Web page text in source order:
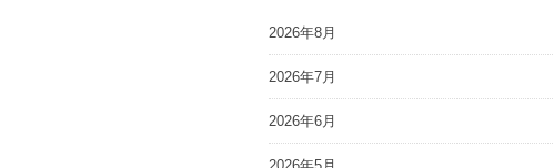
2026年8月
2026年7月
2026年6月